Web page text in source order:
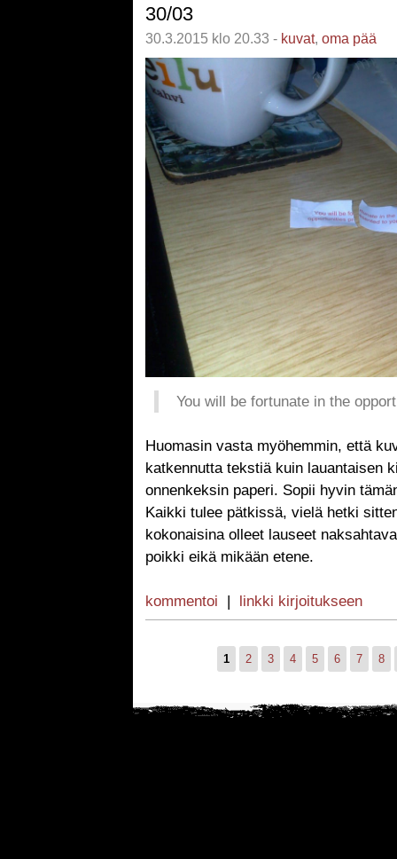
30/03
30.3.2015 klo 20.33 - kuvat, oma pää
You will be fortunate in the
Huomasin vasta myöhemmin, että
katkennutta tekstiä kuin lauantaisen
onnenkeksin paperi. Sopii hyvin
Kaikki tulee pätkissä, vielä hetki
kokonaisina olleet lauseet
poikki eikä mikään etene.
kommentoi | linkki kirjoitukseen
1 2 3 4 5 6 7 8